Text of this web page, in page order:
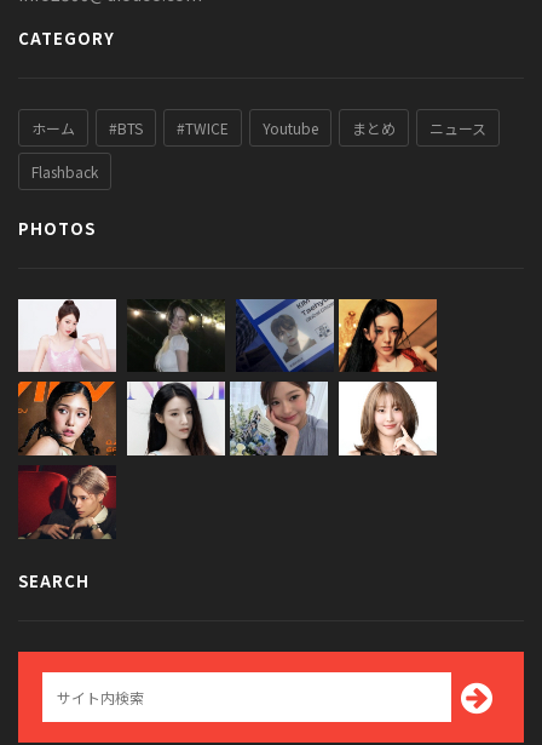
CATEGORY
ホーム #BTS #TWICE Youtube まとめ ニュース
Flashback
PHOTOS
SEARCH